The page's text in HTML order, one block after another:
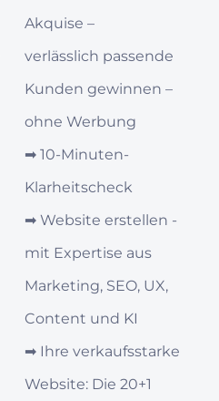
Akquise –
verlässlich passende
Kunden gewinnen –
ohne Werbung
➡︎ 10-Minuten-
Klarheitscheck
➡︎ Website erstellen -
mit Expertise aus
Marketing, SEO, UX,
Content und KI
➡︎ Ihre verkaufsstarke
Website: Die 20+1